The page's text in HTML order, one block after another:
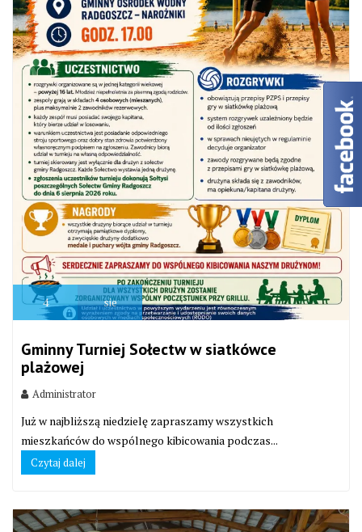
4 sie
Gminny Turniej Sołectw w siatkówce
plażowej
Administrator
Już w najbliższą niedzielę zapraszamy wszystkich
mieszkańców do wspólnego kibicowania podczas...
Czytaj dalej